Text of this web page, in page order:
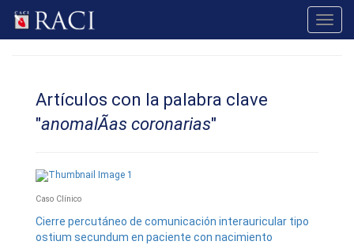
Artículos con la palabra clave
"anomalÃ­as coronarias"
Caso Clínico
Cierre percutáneo de comunicación interauricular tipo
ostium secundum en paciente con nacimiento